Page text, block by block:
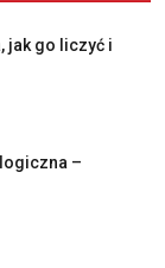
jak go liczyć i
–